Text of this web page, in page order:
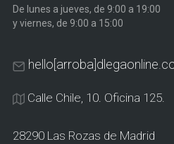
De lunes a jueves, de 9:00 a 19:00
y viernes, de 9:00 a 15:00
Calle Chile, 10. Oficina 125.
28290 Las Rozas de Madrid